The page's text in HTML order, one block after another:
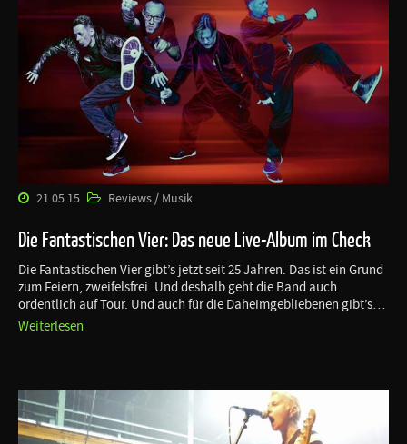
21.05.15 Reviews / Musik
Die Fantastischen Vier: Das neue Live-Album im Check
Die Fantastischen Vier gibt’s jetzt seit 25 Jahren. Das ist ein Grund
zum Feiern, zweifelsfrei. Und deshalb geht die Band auch
ordentlich auf Tour. Und auch für die Daheimgebliebenen gibt’s…
Weiterlesen